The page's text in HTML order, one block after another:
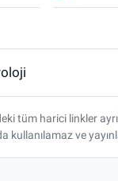
tüm harici linkler ayrı
kullanılamaz ve